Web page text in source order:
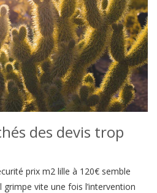
des devis trop
prix m2 lille à 120€ semble
vite une fois l’intervention